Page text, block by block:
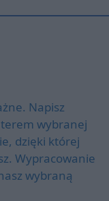
Napisz
wybranej
dzięki której
Wypracowanie
wybraną